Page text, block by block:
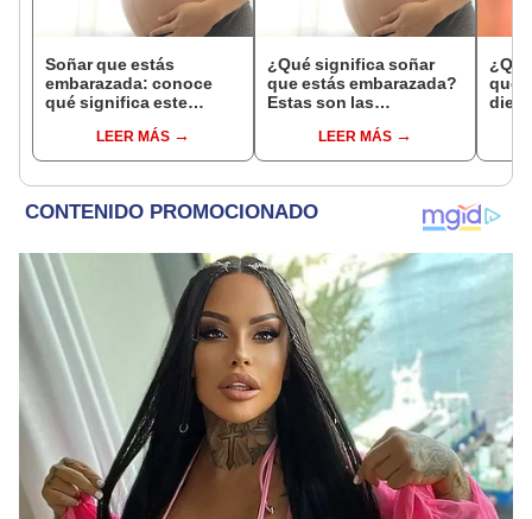
Soñar que estás
embarazada: conoce
qué significa este
LEER MÁS
¿Qué significa soñar
que estás embarazada?
Estas son las
comunesLEER MÁS
que